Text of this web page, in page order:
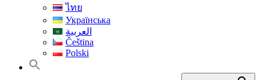
ไทย
Українська
العربية
Čeština
Polski